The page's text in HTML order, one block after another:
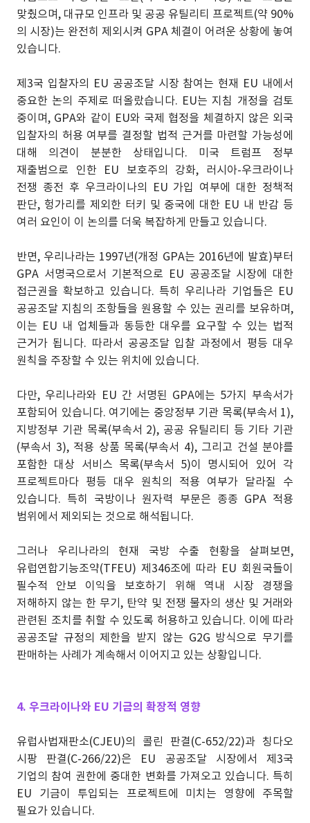
맞췄으며, 대규모 인프라 및 공공 유틸리티 프로젝트(약 90%
의 시장)는 완전히 제외시켜 GPA 체결이 어려운 상황에 놓여
있습니다.
제3국 입찰자의 EU 공공조달 시장 참여는 현재 EU 내에서
중요한 논의 주제로 떠올랐습니다. EU는 지침 개정을 검토
중이며, GPA와 같이 EU와 국제 협정을 체결하지 않은 외국
입찰자의 허용 여부를 결정할 법적 근거를 마련할 가능성에
대해 의견이 분분한 상태입니다. 미국 트럼프 정부
재출범으로 인한 EU 보호주의 강화, 러시아-우크라이나
전쟁 종전 후 우크라이나의 EU 가입 여부에 대한 정책적
판단, 헝가리를 제외한 터키 및 중국에 대한 EU 내 반감 등
여러 요인이 이 논의를 더욱 복잡하게 만들고 있습니다.
반면, 우리나라는 1997년(개정 GPA는 2016년에 발효)부터
GPA 서명국으로서 기본적으로 EU 공공조달 시장에 대한
접근권을 확보하고 있습니다. 특히 우리나라 기업들은 EU
공공조달 지침의 조항들을 원용할 수 있는 권리를 보유하며,
이는 EU 내 업체들과 동등한 대우를 요구할 수 있는 법적
근거가 됩니다. 따라서 공공조달 입찰 과정에서 평등 대우
원칙을 주장할 수 있는 위치에 있습니다.
다만, 우리나라와 EU 간 서명된 GPA에는 5가지 부속서가
포함되어 있습니다. 여기에는 중앙정부 기관 목록(부속서 1),
지방정부 기관 목록(부속서 2), 공공 유틸리티 등 기타 기관
(부속서 3), 적용 상품 목록(부속서 4), 그리고 건설 분야를
포함한 대상 서비스 목록(부속서 5)이 명시되어 있어 각
프로젝트마다 평등 대우 원칙의 적용 여부가 달라질 수
있습니다. 특히 국방이나 원자력 부문은 종종 GPA 적용
범위에서 제외되는 것으로 해석됩니다.
그러나 우리나라의 현재 국방 수출 현황을 살펴보면,
유럽연합기능조약(TFEU) 제346조에 따라 EU 회원국들이
필수적 안보 이익을 보호하기 위해 역내 시장 경쟁을
저해하지 않는 한 무기, 탄약 및 전쟁 물자의 생산 및 거래와
관련된 조치를 취할 수 있도록 허용하고 있습니다. 이에 따라
공공조달 규정의 제한을 받지 않는 G2G 방식으로 무기를
판매하는 사례가 계속해서 이어지고 있는 상황입니다.
4. 우크라이나와 EU 기금의 확장적 영향
유럽사법재판소(CJEU)의 콜린 판결(C-652/22)과 칭다오
시팡 판결(C-266/22)은 EU 공공조달 시장에서 제3국
기업의 참여 권한에 중대한 변화를 가져오고 있습니다. 특히
EU 기금이 투입되는 프로젝트에 미치는 영향에 주목할
필요가 있습니다.